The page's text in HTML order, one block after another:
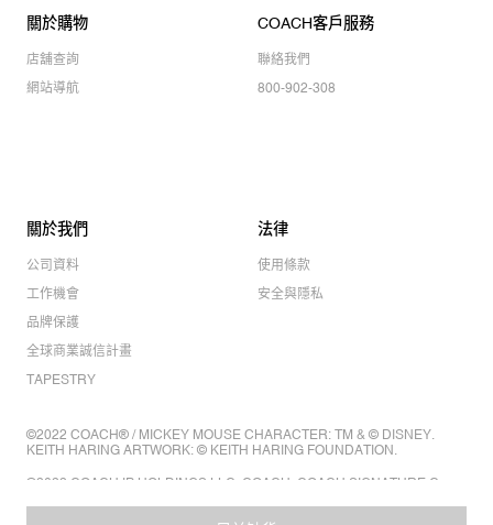
關於購物
店舖查詢
網站導航
COACH客戶服務
聯絡我們
800-902-308
關於我們
公司資料
工作機會
品牌保護
全球商業誠信計畫
TAPESTRY
法律
使用條款
安全與隱私
©2022 COACH® / MICKEY MOUSE CHARACTER: TM & © DISNEY.
KEITH HARING ARTWORK: © KEITH HARING FOUNDATION.
©2022 COACH IP HOLDINGS LLC. COACH, COACH SIGNATURE C